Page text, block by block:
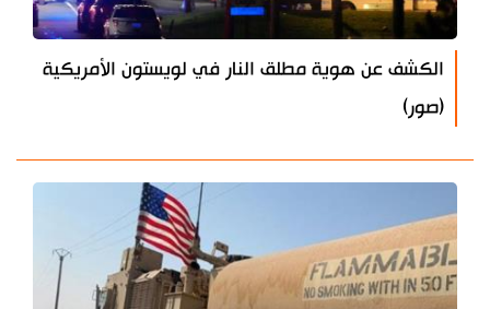
الكشف عن هوية مطلق النار في لويستون الأمريكية
(صور)